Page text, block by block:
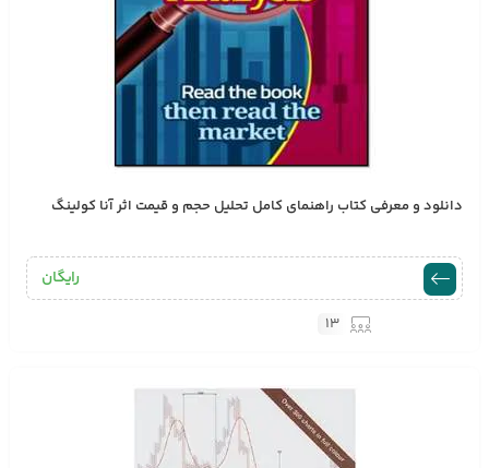
دانلود و معرفی کتاب راهنمای کامل تحلیل حجم و قیمت اثر آنا کولینگ
رایگان
13